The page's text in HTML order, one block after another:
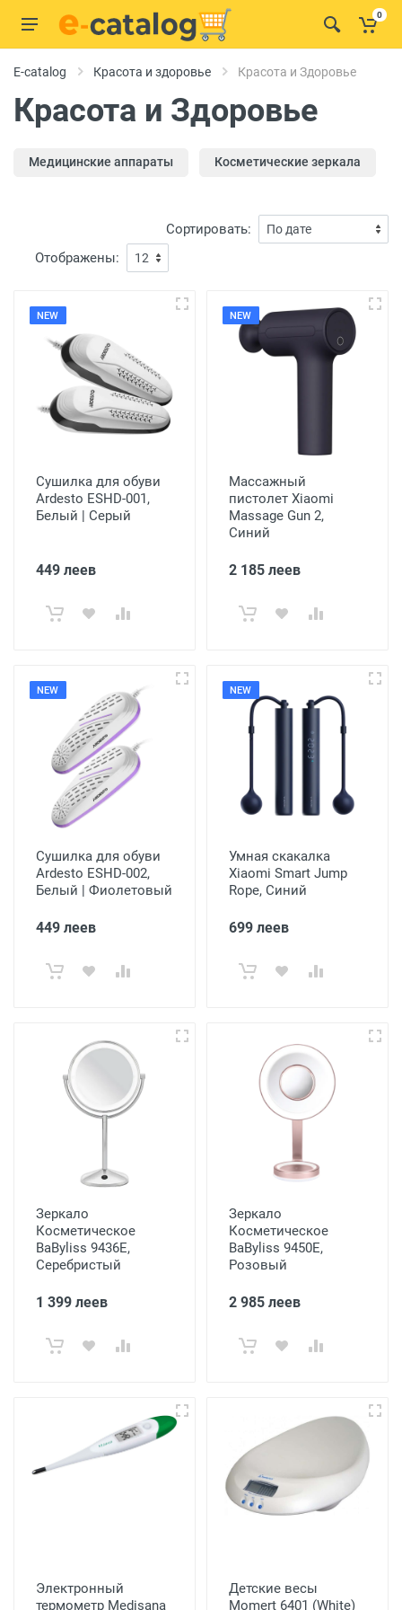
0
E-catalog Красота и здоровье Красота и Здоровье
Красота и Здоровье
Медицинские аппараты Косметические зеркала
Сортировать:
Отображены:
NEW
Сушилка для обуви
Ardesto ESHD-001,
Белый | Серый
449 леев
NEW
Массажный
пистолет Xiaomi
Massage Gun 2,
Синий
2 185 леев
NEW
Сушилка для обуви
Ardesto ESHD-002,
Белый | Фиолетовый
449 леев
NEW
Умная скакалка
Xiaomi Smart Jump
Rope, Синий
699 леев
Зеркало
Косметическое
BaByliss 9436E,
Серебристый
1 399 леев
Зеркало
Косметическое
BaByliss 9450E,
Розовый
2 985 леев
Электронный
термометр Medisana
Детские весы
Momert 6401 (White)